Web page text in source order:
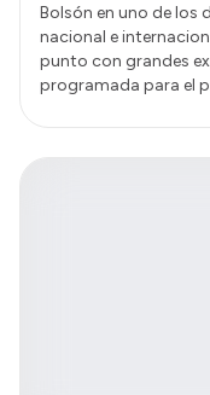
Bolsón en uno de los
nacional e
punto con grandes
programada para el